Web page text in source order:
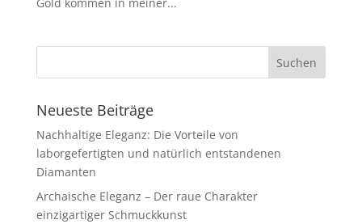
Neueste Beiträge
Nachhaltige Eleganz: Die Vorteile von
laborgefertigten und natürlich entstandenen
Diamanten
Archaische Eleganz – Der raue Charakter
einzigartiger Schmuckkunst